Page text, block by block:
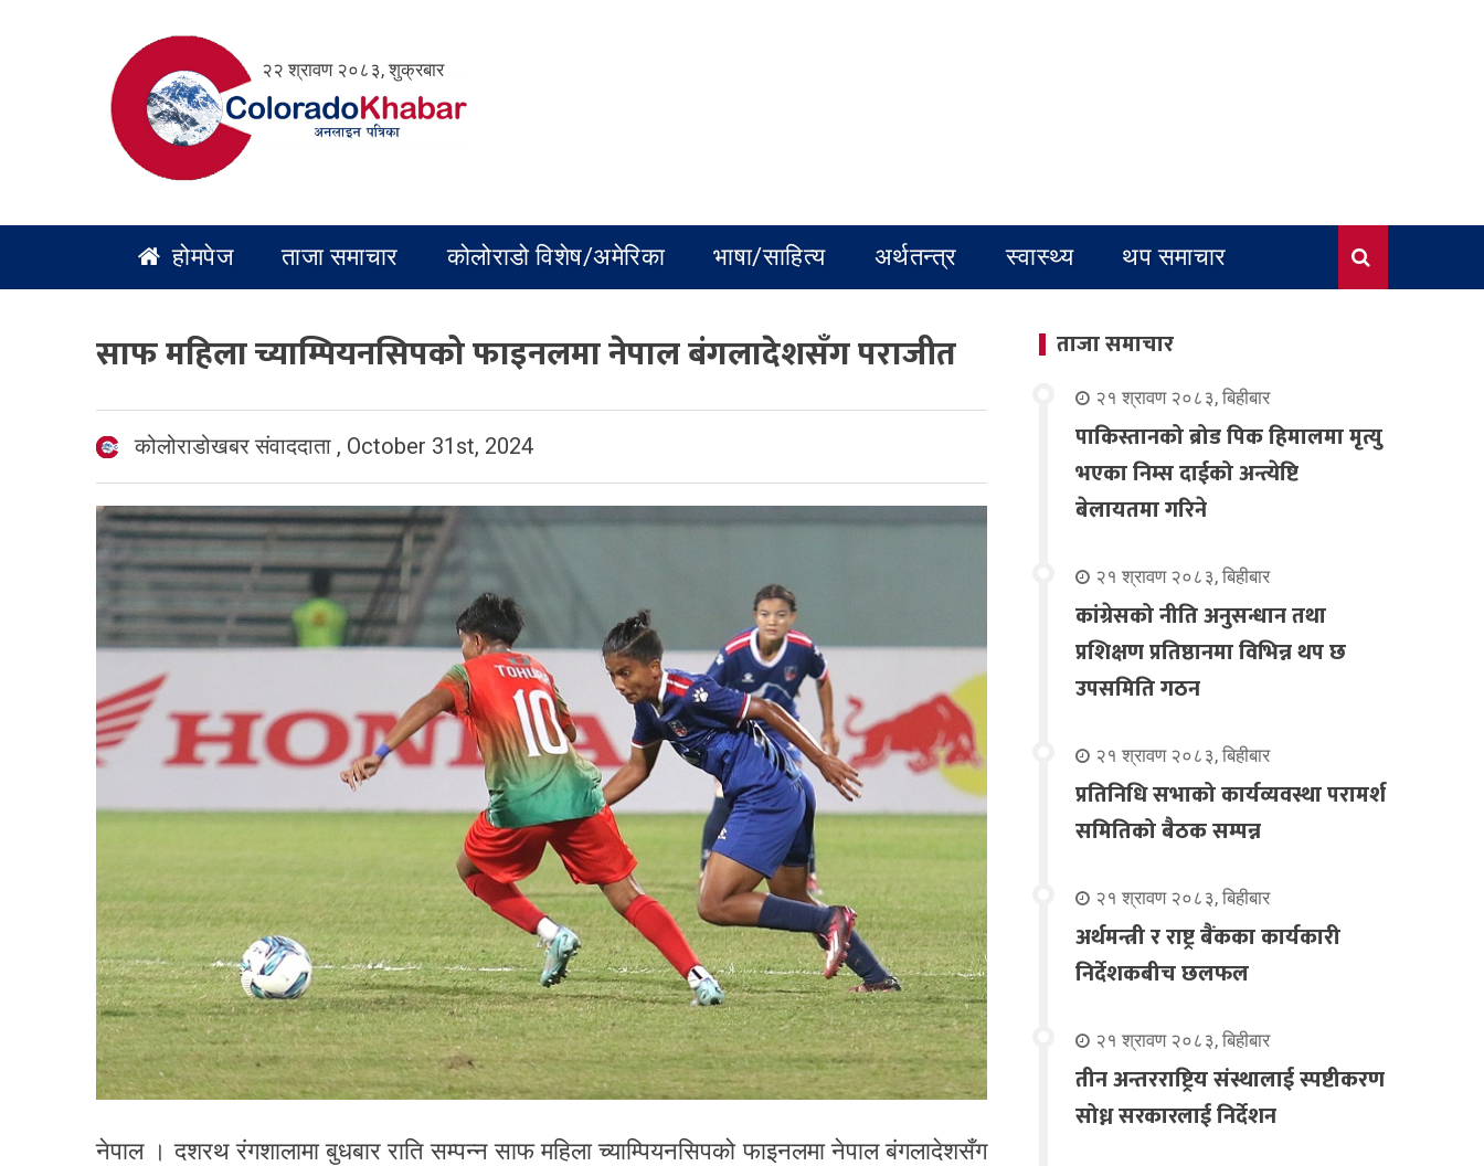
२२ श्रावण २०८३, शुक्रबार
होमपेज ताजा समाचार कोलोराडो विशेष/अमेरिका भाषा/साहित्य अर्थतन्त्र स्वास्थ्य थप समाचार
साफ महिला च्याम्पियनसिपको फाइनलमा नेपाल बंगलादेशसँग पराजीत
कोलोराडोखबर संवाददाता , October 31st, 2024
नेपाल । दशरथ रंगशालामा बुधबार राति सम्पन्न साफ महिला च्याम्पियनसिपको फाइनलमा नेपाल बंगलादेशसँग
ताजा समाचार
२१ श्रावण २०८३, बिहीबार
पाकिस्तानको ब्रोड पिक हिमालमा मृत्यु
भएका निम्स दाईको अन्त्येष्टि
बेलायतमा गरिने
२१ श्रावण २०८३, बिहीबार
कांग्रेसको नीति अनुसन्धान तथा
प्रशिक्षण प्रतिष्ठानमा विभिन्न थप छ
उपसमिति गठन
२१ श्रावण २०८३, बिहीबार
प्रतिनिधि सभाको कार्यव्यवस्था परामर्श
समितिको बैठक सम्पन्न
२१ श्रावण २०८३, बिहीबार
अर्थमन्त्री र राष्ट्र बैंकका कार्यकारी
निर्देशकबीच छलफल
२१ श्रावण २०८३, बिहीबार
तीन अन्तरराष्ट्रिय संस्थालाई स्पष्टीकरण
सोध्न सरकारलाई निर्देशन